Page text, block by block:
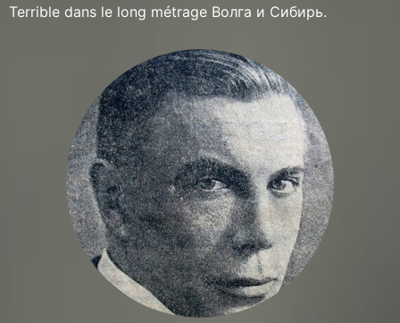
Terrible dans le long métrage Волга и Сибирь.